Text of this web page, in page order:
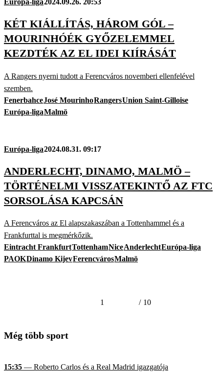
Európa-liga2024.09.26. 20:53
KÉT KIÁLLÍTÁS, HÁROM GÓL –
MOURINHÓÉK GYŐZELEMMEL
KEZDTÉK AZ EL IDEI KIÍRÁSÁT
A Rangers nyerni tudott a Ferencváros novemberi ellenfelével
szemben.
FenerbahceJosé MourinhoRangersUnion Saint-Gilloise
Európa-ligaMalmö
Európa-liga2024.08.31. 09:17
ANDERLECHT, DINAMO, MALMÖ –
TÖRTÉNELMI VISSZATEKINTŐ AZ FTC
SORSOLÁSA KAPCSÁN
A Ferencváros az El alapszakaszában a Tottenhammel és a
Frankfurttal is megmérkőzik.
Eintracht FrankfurtTottenhamNiceAnderlechtEurópa-liga
PAOKDinamo KijevFerencvárosMalmö
1 / 10
Még több sport
15:35 — Roberto Carlos és a Real Madrid igazgatója